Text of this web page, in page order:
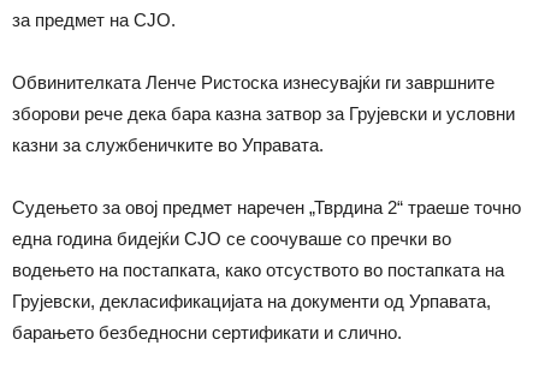
за предмет на СЈО.
Обвинителката Ленче Ристоска изнесувајќи ги завршните
зборови рече дека бара казна затвор за Грујевски и условни
казни за службеничките во Управата.
Судењето за овој предмет наречен „Тврдина 2“ траеше точно
една година бидејќи СЈО се соочуваше со пречки во
водењето на постапката, како отсуството во постапката на
Грујевски, декласификацијата на документи од Урпавата,
барањето безбедносни сертификати и слично.